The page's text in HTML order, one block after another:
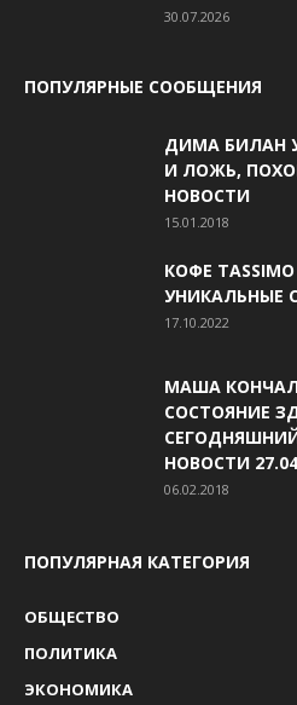
30.07.2026
ПОПУЛЯРНЫЕ СООБЩЕНИЯ
ДИМА БИЛАН
И ЛОЖЬ,
НОВОСТИ
15.01.2018
КОФЕ
УНИКАЛЬНЫЕ
17.10.2022
МАША
СОСТОЯНИЕ
НОВОСТИ
06.02.2018
ПОПУЛЯРНАЯ КАТЕГОРИЯ
ОБЩЕСТВО
ПОЛИТИКА
ЭКОНОМИКА